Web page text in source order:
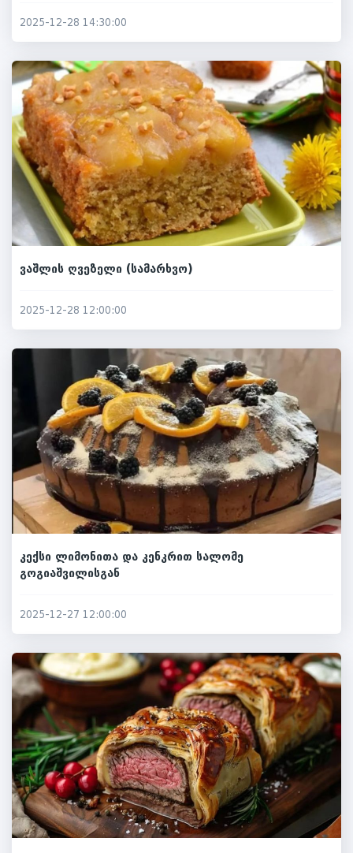
2025-12-28 14:30:00
ვაშლის ღვეზელი (სამარხვო)
2025-12-28 12:00:00
კექსი ლიმონითა და კენკრით სალომე
გოგიაშვილისგან
2025-12-27 12:00:00